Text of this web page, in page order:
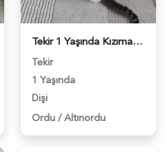
Tekir 1 Yaşında Kızıma Eş Arıyorum - 977
Tekir
1 Yaşında
Dişi
Ordu / Altınordu